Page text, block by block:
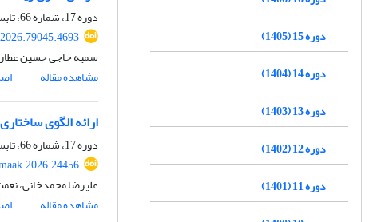
دوره 17، شماره 66، تابستان 1407، صفحه
سمیه حاجی حسین
مشاهده مقاله
ارائه الگوی
دوره 17، شماره 66، تابستان 1407، صفحه
علیرضا محمدخانی،
مشاهده مقاله
دوره 15 (1405)
دوره 14 (1404)
دوره 13 (1403)
دوره 12 (1402)
دوره 11 (1401)